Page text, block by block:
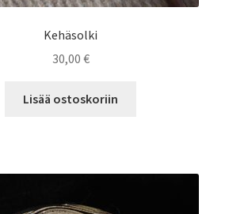
Kehäsolki
30,00 €
Lisää ostoskoriin